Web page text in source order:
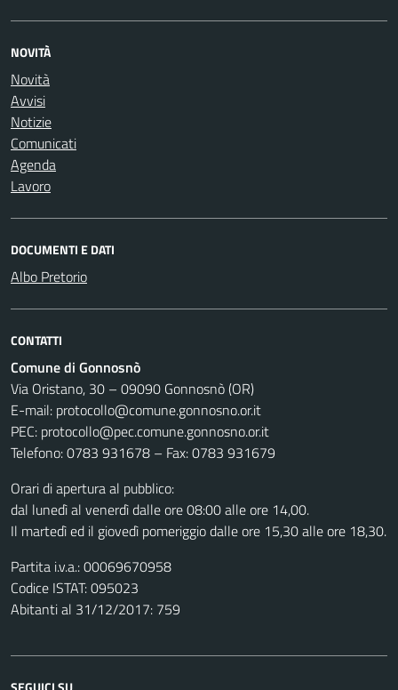
NOVITÀ
Novità
Avvisi
Notizie
Comunicati
Agenda
Lavoro
DOCUMENTI E DATI
Albo Pretorio
CONTATTI
Comune di Gonnosnò
Via Oristano, 30 – 09090 Gonnosnò (OR)
E-mail: protocollo@comune.gonnosno.or.it
PEC: protocollo@pec.comune.gonnosno.or.it
Telefono: 0783 931678 – Fax: 0783 931679
Orari di apertura al pubblico:
dal lunedì al venerdì dalle ore 08:00 alle ore 14,00.
Il martedì ed il giovedì pomeriggio dalle ore 15,30 alle ore 18,30.
Partita i.v.a.: 00069670958
Codice ISTAT: 095023
Abitanti al 31/12/2017: 759